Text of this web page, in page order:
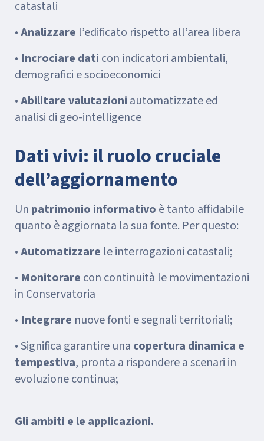
catastali
•Analizzare l’edificato rispetto all’area libera
• Incrociare dati con indicatori ambientali,
demografici e socioeconomici
•Abilitare valutazioni automatizzate ed
analisi di geo-intelligence
Dati vivi: il ruolo cruciale
dell’aggiornamento
Un patrimonio informativo è tanto affidabile
quanto è aggiornata la sua fonte. Per questo:
•Automatizzare le interrogazioni catastali;
• Monitorare con continuità le movimentazioni
in Conservatoria
• Integrare nuove fonti e segnali territoriali;
• Significa garantire una copertura dinamica e
tempestiva, pronta a rispondere a scenari in
evoluzione continua;
Gli ambiti e le applicazioni.